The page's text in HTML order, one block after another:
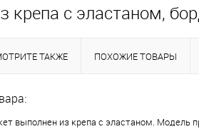
крепа с эластаном,
ТАКЖЕ ПОХОЖИЕ ТОВАРЫ
выполнен из крепа с эластаном. Модель